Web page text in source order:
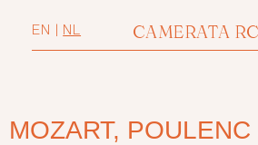
CAMERATA
EN NL
MOZART,